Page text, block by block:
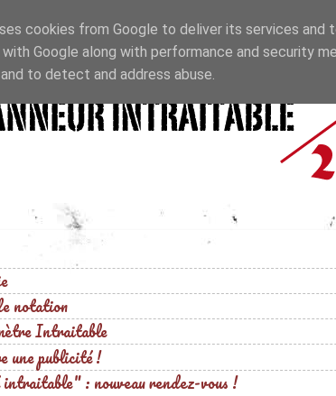
notation
Intraitable
une publicité !
: nouveau rendez-vous !
cookies from Google to deliver its services and
with Google along with performance and security
to detect and address abuse.